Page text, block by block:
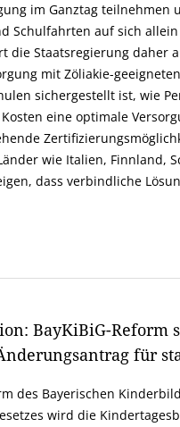
im Ganztag teilnehmen
Schulfahrten auf sich
die Staatsregierung daher
mit Zöliakie-
sichergestellt ist, wie
eine optimale
wie Italien, Finnland,
dass verbindliche
BayKiBiG-Reform
für
des Bayerischen
wird die